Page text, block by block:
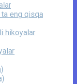
eng qisqa
hikoyalar